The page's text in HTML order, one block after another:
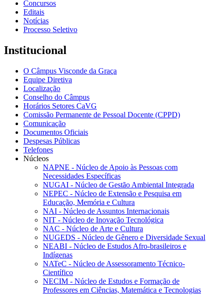
Concursos
Editais
Notícias
Processo Seletivo
Institucional
O Câmpus Visconde da Graça
Equipe Diretiva
Localização
Conselho do Câmpus
Horários Setores CaVG
Comissão Permanente de Pessoal Docente (CPPD)
Comunicação
Documentos Oficiais
Despesas Públicas
Telefones
Núcleos
NAPNE - Núcleo de Apoio às Pessoas com
Necessidades Específicas
NUGAI - Núcleo de Gestão Ambiental Integrada
NEPEC - Núcleo de Extensão e Pesquisa em
Educação, Memória e Cultura
NAI - Núcleo de Assuntos Internacionais
NIT - Núcleo de Inovação Tecnológica
NAC - Núcleo de Arte e Cultura
NUGEDS - Núcleo de Gênero e Diversidade Sexual
NEABI - Núcleo de Estudos Afro-brasileiros e
Indígenas
NATeC - Núcleo de Assessoramento Técnico-
Científico
NECIM - Núcleo de Estudos e Formação de
Professores em Ciências, Matemática e Tecnologias